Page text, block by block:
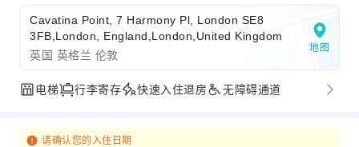
Cavatina Point, 7 Harmony Pl, London SE8
3FB,London, England,London,United Kingdom
英国 英格兰 伦敦
地图
电梯 行李寄存 快速入住退房 无障碍通道
请确认您的入住日期